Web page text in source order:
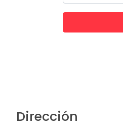
Dirección